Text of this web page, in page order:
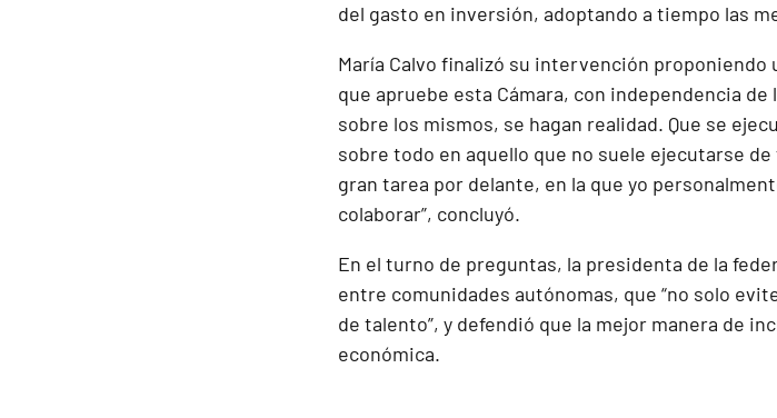
del gasto en inversión, adoptando a tiempo las
María Calvo finalizó su intervención
que apruebe esta Cámara, con independencia
sobre los mismos, se hagan realidad. Que se
sobre todo en aquello que no suele ejecutarse
gran tarea por delante, en la que yo
colaborar”, concluyó.
En el turno de preguntas, la presidenta de la
entre comunidades autónomas, que “no solo
de talento”, y defendió que la mejor manera de
económica.